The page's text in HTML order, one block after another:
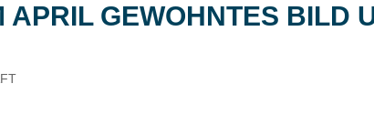
APRIL GEWOHNTES BILD